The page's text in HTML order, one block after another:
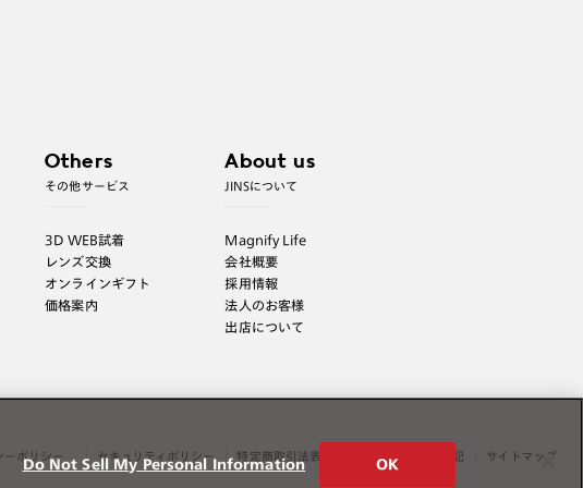
Others
その他サービス
3D WEB試着
レンズ交換
オンラインギフト
価格案内
About us
JINSについて
Magnify Life
会社概要
採用情報
法人のお客様
出店について
ーポリシー セキュリティポリシー 特定商取引法表示 薬機法に関する表記 サイトマップ
Do Not Sell My Personal Information OK